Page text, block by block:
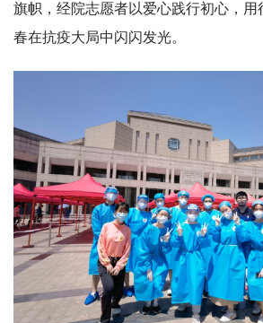
旗帜，经院志愿者以爱心践行初心，用
春在抗疫大局中闪闪发光。